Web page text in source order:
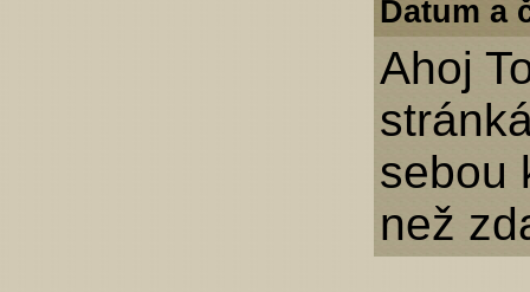
Datum a
Ahoj
sebou
než